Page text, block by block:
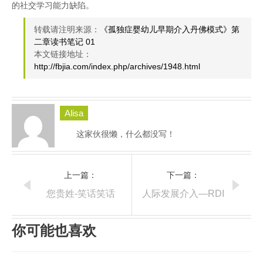
的社交学习能力缺陷。
转载请注明来源：
《孤独症婴幼儿早期介入丹佛模式》第
二章读书笔记 01
本文链接地址：
http://fbjia.com/index.php/archives/1948.html
Alisa
这家伙很懒，什么都没写！
上一篇：
您贵姓-笑话笑话
下一篇：
人际发展介入—RDI
你可能也喜欢